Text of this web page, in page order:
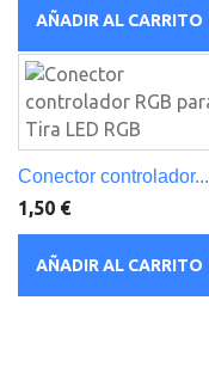
AÑADIR AL CARRITO
Conector controlador...
1,50 €
AÑADIR AL CARRITO